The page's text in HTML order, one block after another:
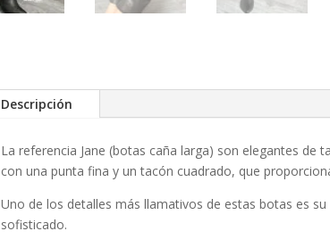
Descripción
La referencia Jane (botas caña larga) son elegantes
con una punta fina y un tacón cuadrado, que
Uno de los detalles más llamativos de estas botas es
sofisticado.